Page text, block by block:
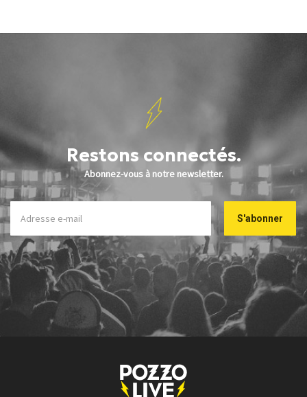
Restons connectés.
Abonnez-vous à notre newsletter.